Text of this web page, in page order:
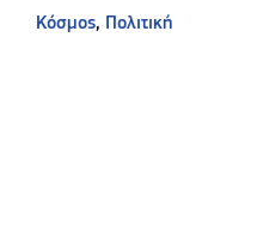
Κόσμος, Πολιτική